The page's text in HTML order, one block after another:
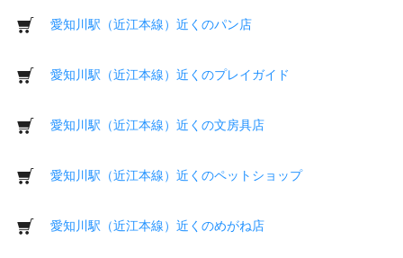
愛知川駅（近江本線）近くのパン店
愛知川駅（近江本線）近くのプレイガイド
愛知川駅（近江本線）近くの文房具店
愛知川駅（近江本線）近くのペットショップ
愛知川駅（近江本線）近くのめがね店